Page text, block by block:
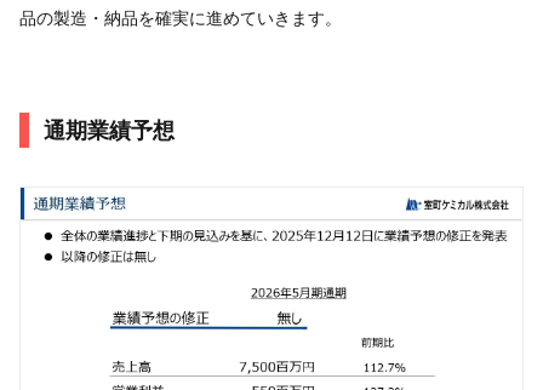
品の製造・納品を確実に進めていきます。
通期業績予想